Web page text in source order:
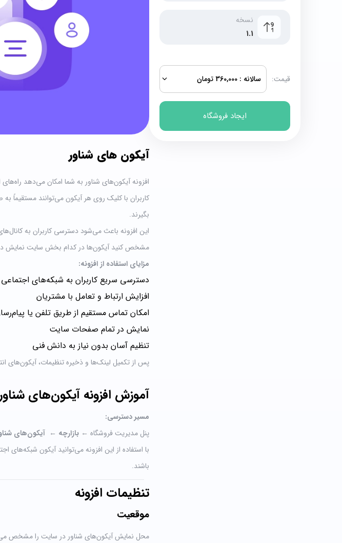
نسخه
1.1
قیمت: سالانه :
ایجاد فروشگاه
آيکون های شناور
افزونه آیکون‌های شناور به شما امکان می‌دهد
کاربران با کلیک روی هر آیکون می‌توانند مستقیماً
بگیرند.
این افزونه باعث می‌شود دسترسی کاربران به
مشخص کنید آیکون‌ها در کدام بخش سایت نمایش
مزایای استفاده از افزونه:
دسترسی سریع کاربران به شبکه‌های اجتماعی
افزایش ارتباط و تعامل با مشتریان
امکان تماس مستقیم از طریق تلفن یا
نمایش در تمام صفحات سایت
تنظیم آسان بدون نیاز به دانش فنی
پس از تکمیل لینک‌ها و ذخیره تنظیمات،
آموزش افزونه آیکون‌های
مسیر دسترسی:
پنل مدیریت فروشگاه ←بازارچه ←آیکون‌های
با استفاده از این افزونه می‌توانید آیکون شبکه‌های
باشند.
تنظیمات افزونه
موقعیت
محل نمایش آیکون‌های شناور در سایت را مشخص